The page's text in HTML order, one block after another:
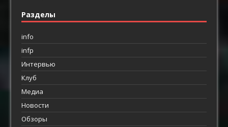
Разделы
info
infp
Интервью
Клуб
Медиа
Новости
Обзоры